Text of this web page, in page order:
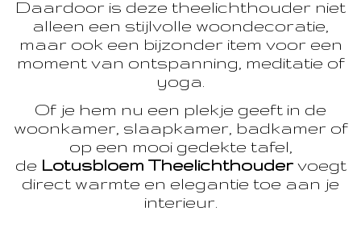
Daardoor is deze theelichthouder niet
alleen een stijlvolle woondecoratie,
maar ook een bijzonder item voor een
moment van ontspanning, meditatie of
yoga.
Of je hem nu een plekje geeft in de
woonkamer, slaapkamer, badkamer of
op een mooi gedekte tafel,
de Lotusbloem Theelichthoudervoegt
direct warmte en elegantie toe aan je
interieur.